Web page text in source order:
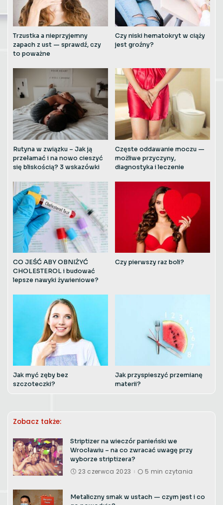
Trzustka a nieprzyjemny
zapach z ust — sprawdź, czy
to poważne
Czy niski hematokryt w ciąży
jest groźny?
Rutyna w związku – Jak ją
przełamać i na nowo cieszyć
się bliskością? 3 wskazówki
Częste oddawanie moczu —
możliwe przyczyny,
diagnostyka i leczenie
CO JEŚĆ ABY OBNIŻYĆ
CHOLESTEROL i budować
lepsze nawyki żywieniowe?
Czy pierwszy raz boli?
Jak myć zęby bez
szczoteczki?
Jak przyspieszyć przemianę
materii?
Zobacz także:
Striptizer na wieczór panieński we
Wrocławiu – na co zwracać uwagę przy
wyborze striptizera?
23 czerwca 2023 5 min czytania
Metaliczny smak w ustach — czym jest i co